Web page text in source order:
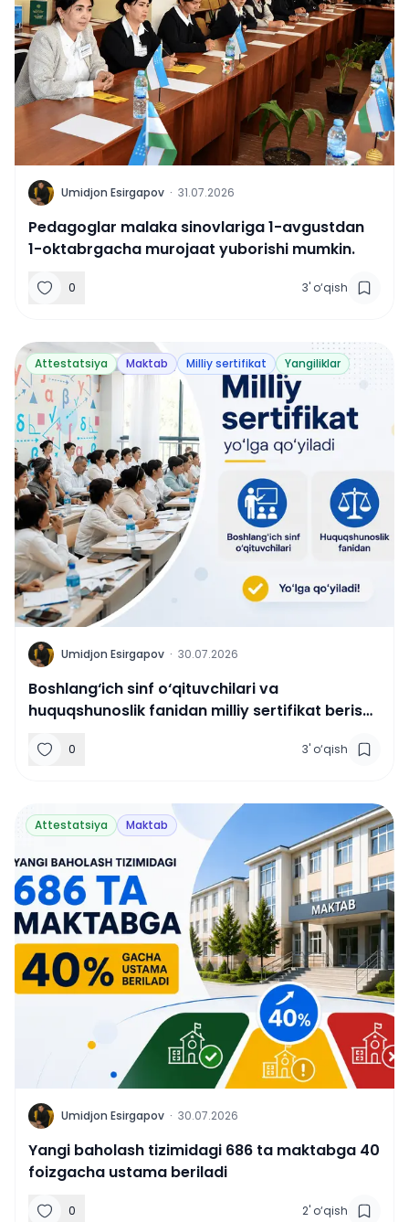
U Umidjon Esirgapov · 31.07.2026
Pedagoglar malaka sinovlariga 1-avgustdan
1-oktabrgacha murojaat yuborishi mumkin.
0 3' o‘qish
Attestatsiya Maktab Milliy sertifikat Yangiliklar
U Umidjon Esirgapov · 30.07.2026
Boshlang‘ich sinf o‘qituvchilari va
huquqshunoslik fanidan milliy sertifikat berish
0 3' o‘qish
Attestatsiya Maktab
U Umidjon Esirgapov · 30.07.2026
Yangi baholash tizimidagi 686 ta maktabga 40
foizgacha ustama beriladi
0 2' o‘qish